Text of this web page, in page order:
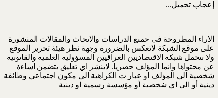
إعجاب تحميل...
الاراء المطروحة في جميع الدراسات والابحاث والمقالات المنشورة
على موقع الشبكة لاتعكس بالضرورة وجهة نظر هيئة تحرير الموقع
ولا تتحمل شبكة الاقتصاديين العراقيين المسؤولية العلمية والقانونية
عن محتواها وانما المؤلف حصريا. لاينشر اي تعليق يتضمن اساءة
شخصية الى المؤلف او عبارات الكراهية الى مكون اجتماعي وطائفة
دينية أو الى اي شخصية أو مؤسسة رسمية او دينية